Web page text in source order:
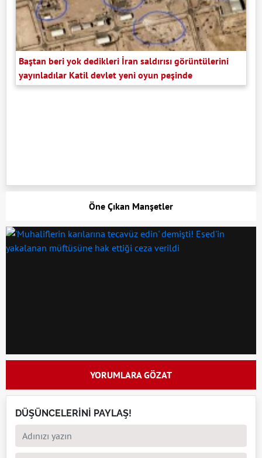
Baştan beri yok dedikleri İran saldırısı görüntülerini
yayınladılar Katil devlet yeni oyun peşinde
Öne Çıkan Manşetler
YORUMLARA GÖZAT
DÜŞÜNCELERİNİ PAYLAŞ!